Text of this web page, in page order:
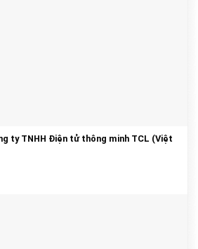
ty TNHH Điện tử thông minh TCL (Việt